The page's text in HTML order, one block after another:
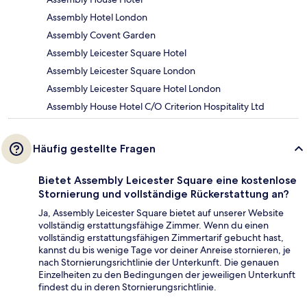
Assembly Hotel London
Assembly Covent Garden
Assembly Leicester Square Hotel
Assembly Leicester Square London
Assembly Leicester Square Hotel London
Assembly House Hotel C/O Criterion Hospitality Ltd
Häufig gestellte Fragen
Bietet Assembly Leicester Square eine kostenlose
Stornierung und vollständige Rückerstattung an?
Ja, Assembly Leicester Square bietet auf unserer Website
vollständig erstattungsfähige Zimmer. Wenn du einen
vollständig erstattungsfähigen Zimmertarif gebucht hast,
kannst du bis wenige Tage vor deiner Anreise stornieren, je
nach Stornierungsrichtlinie der Unterkunft. Die genauen
Einzelheiten zu den Bedingungen der jeweiligen Unterkunft
findest du in deren Stornierungsrichtlinie.